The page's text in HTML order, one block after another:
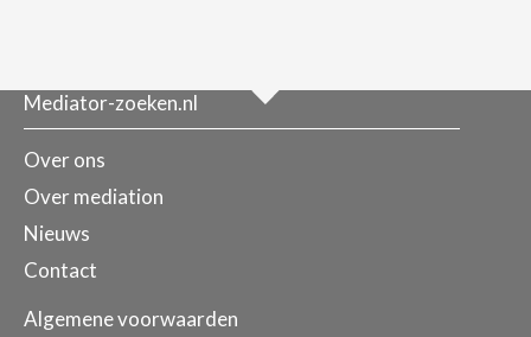
Mediator-zoeken.nl
Over ons
Over mediation
Nieuws
Contact
Algemene voorwaarden